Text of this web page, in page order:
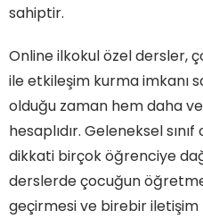
sahiptir.
Online ilkokul özel dersler,
ile etkileşim kurma imkanı
olduğu zaman hem daha
hesaplıdır. Geleneksel
dikkati birçok öğrenciye
derslerde çocuğun
geçirmesi ve birebir